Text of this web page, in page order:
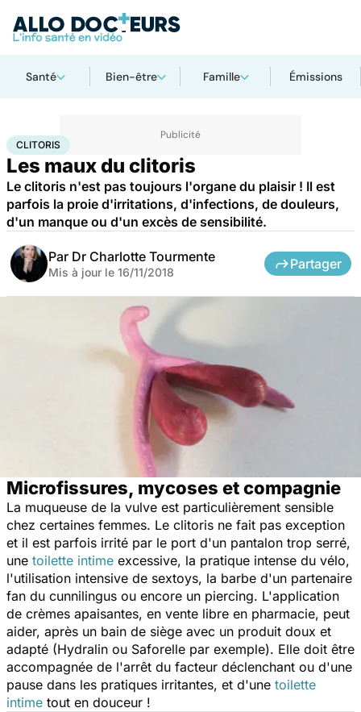
Santé Bien-être Famille Émissions
AccueilSanté
CLITORIS
Les maux du clitoris
Le clitoris n'est pas toujours l'organe du plaisir ! Il est
parfois la proie d'irritations, d'infections, de douleurs,
d'un manque ou d'un excès de sensibilité.
Par Dr Charlotte Tourmente
Mis à jour le 16/11/2018
Partager
Microfissures, mycoses et compagnie
La muqueuse de la vulve est particulièrement sensible
chez certaines femmes. Le clitoris ne fait pas exception
et il est parfois irrité par le port d'un pantalon trop serré,
une toilette intime excessive, la pratique intense du vélo,
l'utilisation intensive de sextoys, la barbe d'un partenaire
fan du cunnilingus ou encore un piercing. L'application
de crèmes apaisantes, en vente libre en pharmacie, peut
aider, après un bain de siège avec un produit doux et
adapté (Hydralin ou Saforelle par exemple). Elle doit être
accompagnée de l'arrêt du facteur déclenchant ou d'une
pause dans les pratiques irritantes, et d'une toilette
intime tout en douceur !